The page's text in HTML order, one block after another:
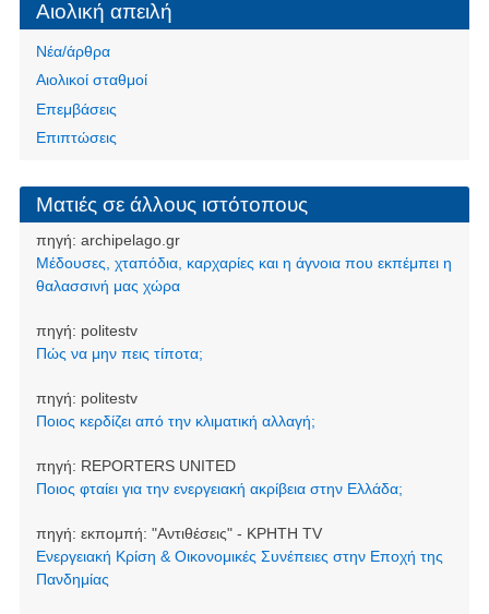
Αιολική απειλή
Νέα/άρθρα
Αιολικοί σταθμοί
Επεμβάσεις
Επιπτώσεις
Ματιές σε άλλους ιστότοπους
πηγή: archipelago.gr
Μέδουσες, χταπόδια, καρχαρίες και η άγνοια που εκπέμπει η
θαλασσινή μας χώρα
πηγή: politestv
Πώς να μην πεις τίποτα;
πηγή: politestv
Ποιος κερδίζει από την κλιματική αλλαγή;
πηγή: REPORTERS UNITED
Ποιος φταίει για την ενεργειακή ακρίβεια στην Ελλάδα;
πηγή: εκπομπή: "Αντιθέσεις" - ΚΡΗΤΗ TV
Ενεργειακή Κρίση & Οικονομικές Συνέπειες στην Εποχή της
Πανδημίας